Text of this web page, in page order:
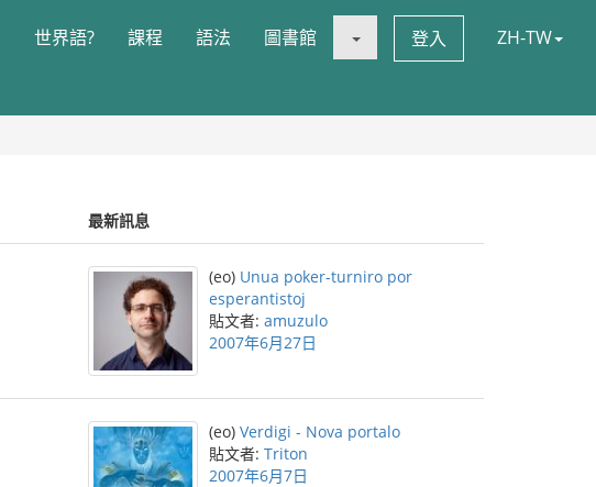
世界語? 課程 語法 圖書館 登入 ZH-TW
最新訊息
(eo) Unua poker-turniro por
esperantistoj
貼文者: amuzulo
2007年6月27日
(eo) Verdigi - Nova portalo
貼文者: Triton
2007年6月7日